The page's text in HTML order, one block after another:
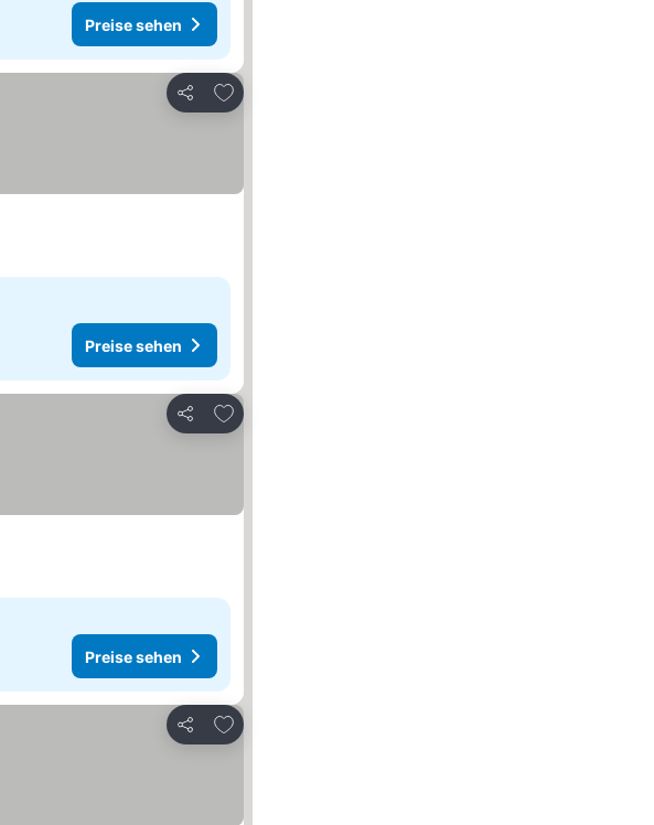
Preise sehen
Teilen
Zu Favoriten hinzufügen
Preise sehen
Teilen
Zu Favoriten hinzufügen
Preise sehen
Teilen
Zu Favoriten hinzufügen